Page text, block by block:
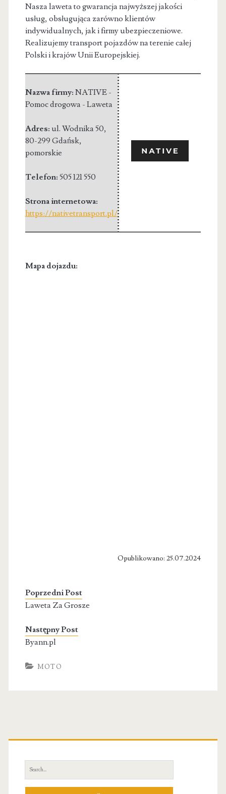
Nasza laweta to gwarancja najwyższej jakości
usług, obsługująca zarówno klientów
indywidualnych, jak i firmy ubezpieczeniowe.
Realizujemy transport pojazdów na terenie całej
Polski i krajów Unii Europejskiej.
Nazwa firmy: NATIVE -
Pomoc drogowa - Laweta
Adres: ul. Wodnika 50,
80-299 Gdańsk,
pomorskie
Telefon: 505 121 550
Strona internetowa:
https://nativetransport.pl/
Mapa dojazdu:
Opublikowano: 25.07.2024
Poprzedni Post
Laweta Za Grosze
Następny Post
Byann.pl
MOTO
Primary
Sidebar
Search
for: